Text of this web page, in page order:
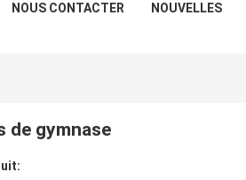
NOUS CONTACTER NOUVELLES
de gymnase